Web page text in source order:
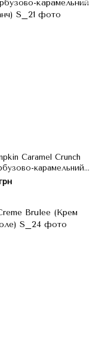
Caramel Crunch
карамельний